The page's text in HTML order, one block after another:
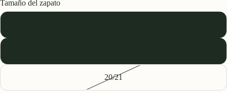
Tamaño del zapato
20/21